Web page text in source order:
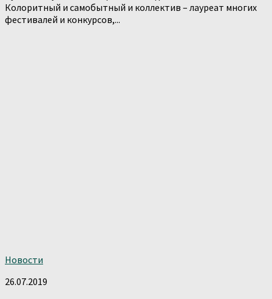
Колоритный и самобытный и коллектив – лауреат многих
фестивалей и конкурсов,...
Новости
26.07.2019